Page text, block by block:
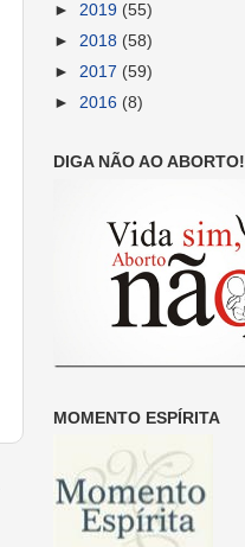
► 2019 (55)
► 2018 (58)
► 2017 (59)
► 2016 (8)
DIGA NÃO AO ABORTO!
MOMENTO ESPÍRITA